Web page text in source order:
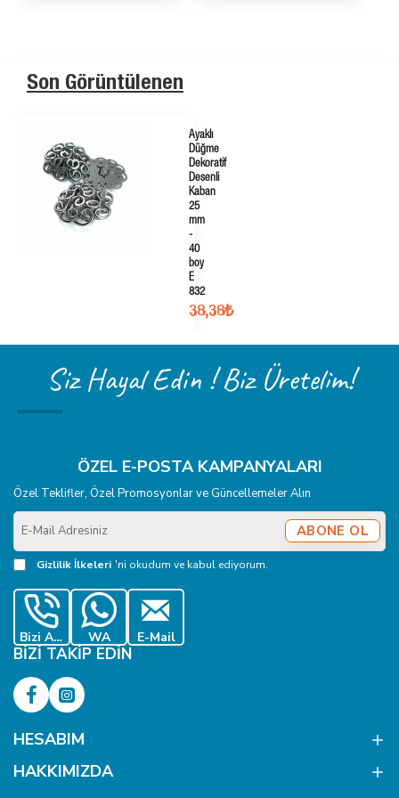
Son Görüntülenen
Ayaklı
Düğme
Dekoratif
Desenli
Kaban
25
mm
-
40
boy
E
832
38,38₺
Siz Hayal Edin ! Biz Üretelim!
ÖZEL E-POSTA KAMPANYALARI
Özel Teklifler, Özel Promosyonlar ve Güncellemeler Alın
E-
Mail
Adresiniz
ABONE OL
Gizlilik İlkeleri 'ni okudum ve kabul ediyorum.
Bizi Ara WA E-Mail
BIZI TAKIP EDIN
HESABIM
HAKKIMIZDA